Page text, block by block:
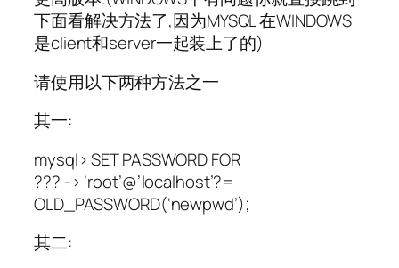
下面看解决方法了,因为MYSQL 在WINDOWS
是client和server一起装上了的)
请使用以下两种方法之一
其一:
mysql> SET PASSWORD FOR
??? -> ‘root’@’localhost’?=
OLD_PASSWORD(‘newpwd’);
其二: